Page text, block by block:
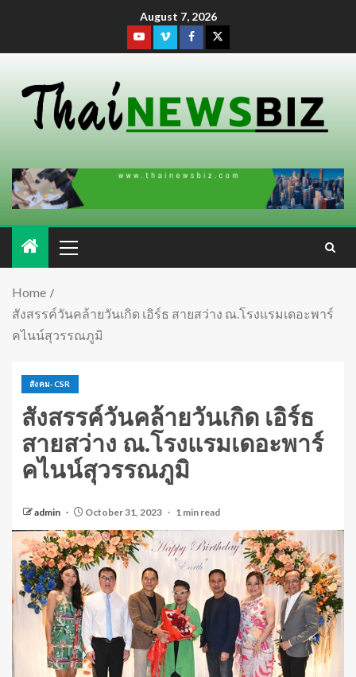
August 7, 2026
Home
สังสรรค์วันคล้ายวันเกิด เอิร์ธ สายสว่าง ณ.โรงแรมเดอะพาร์
คไนน์สุวรรณภูมิ
สังคม-CSR
สังสรรค์วันคล้ายวันเกิด เอิร์ธ
สายสว่าง ณ.โรงแรมเดอะพาร์
คไนน์สุวรรณภูมิ
admin October 31, 2023 1 min read